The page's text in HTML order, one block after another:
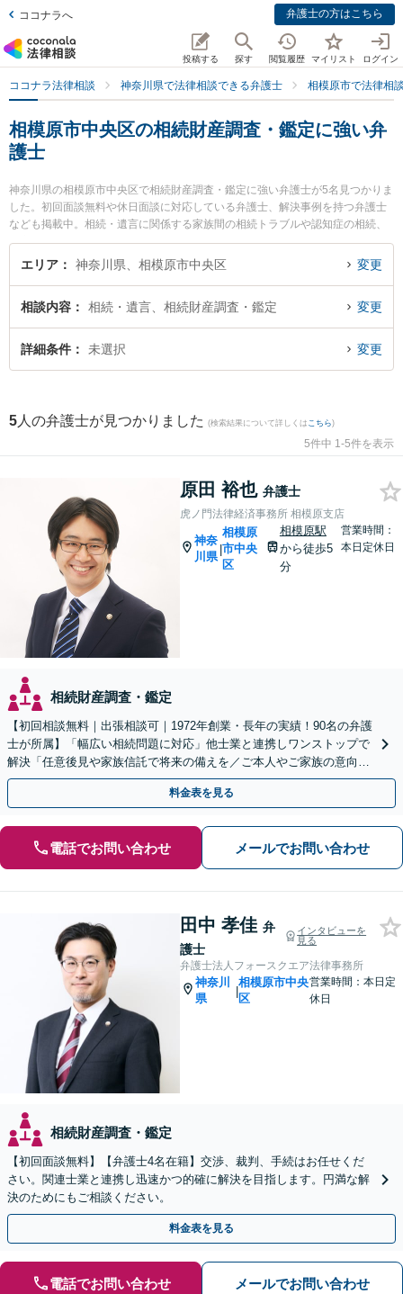
ココナラへ 弁護士の方はこちら
投稿する 探す 閲覧履歴 マイリスト ログイン
ココナラ法律相談 神奈川県で法律相談できる弁護士 相模原市で法律相
相模原市中央区の相続財産調査・鑑定に強い弁
護士
神奈川県の相模原市中央区で相続財産調査・鑑定に強い弁護士が5名見つかりま
した。初回面談無料や休日面談に対応している弁護士、解決事例を持つ弁護士
なども掲載中。相続・遺言に関係する家族間の相続トラブルや認知症の相続、
遺産分割等の細かな分野での絞り込み検索もでき便利です。特に虎ノ門法律経
済事務所 相模原支店の原田 裕也弁護士や弁護士法人フォースクエア法律事務所
生した相続財産調査・鑑定のトラブルを今すぐに弁護士に相談したい』『相続
財産調査・鑑定のトラブル解決の実績豊富な近くの弁護士を検索したい』『初
回相談無料で相続財産調査・鑑定を法律相談できる相模原市中央区内の弁護士
エリア 神奈川県、相模原市中央区 変更
相談内容 相続・遺言、相続財産調査・鑑定 変更
詳細条件 未選択 変更
5 人の弁護士が見つかりました (検索結果について詳しくは こちら)
5件中 1-5件を表示
原田 裕也 弁護士
虎ノ門法律経済事務所 相模原支店
神奈
川県
|
相模原
市中央
区
相模原駅
から徒歩5
分
営業時間：
本日定休日
相続財産調査・鑑定
【初回相談無料｜出張相談可｜1972年創業・長年の実績！90名の弁護
士が所属】「幅広い相続問題に対応」他士業と連携しワンストップで
解決「任意後見や家族信託で将来の備えを／ご本人やご家族の意向を
最大限尊重しご提案」【休日・夜間相談可】
料金表を見る
電話でお問い合わせ メールでお問い合わせ
田中 孝佳 弁
護士
インタビューを
見る
弁護士法人フォースクエア法律事務所
神奈川
県
|
相模原市中央
区
営業時間：本日定
休日
相続財産調査・鑑定
【初回面談無料】【弁護士4名在籍】交渉、裁判、手続はお任せくだ
さい。関連士業と連携し迅速かつ的確に解決を目指します。円満な解
決のためにもご相談ください。
料金表を見る
電話でお問い合わせ メールでお問い合わせ